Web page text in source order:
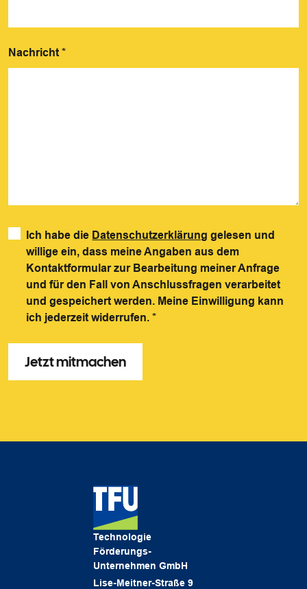
Nachricht *
Ich habe die Datenschutzerklärung gelesen und
willige ein, dass meine Angaben aus dem
Kontaktformular zur Bearbeitung meiner Anfrage
und für den Fall von Anschlussfragen verarbeitet
und gespeichert werden. Meine Einwilligung kann
ich jederzeit widerrufen.*
Technologie
Förderungs-
Unternehmen GmbH
Lise-Meitner-Straße 9